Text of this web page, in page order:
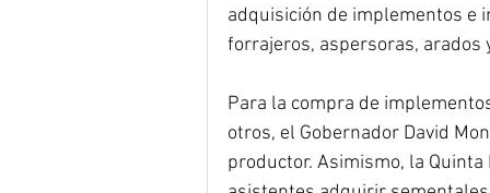
adquisición de implementos e
forrajeros, aspersoras, arados
Para la compra de
otros, el Gobernador David
productor. Asimismo, la